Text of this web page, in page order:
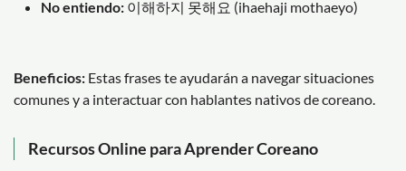
No entiendo: 이해하지 못해요 (ihaehaji mothaeyo)
Beneficios: Estas frases te ayudarán a navegar situaciones
comunes y a interactuar con hablantes nativos de coreano.
Recursos Online para Aprender Coreano